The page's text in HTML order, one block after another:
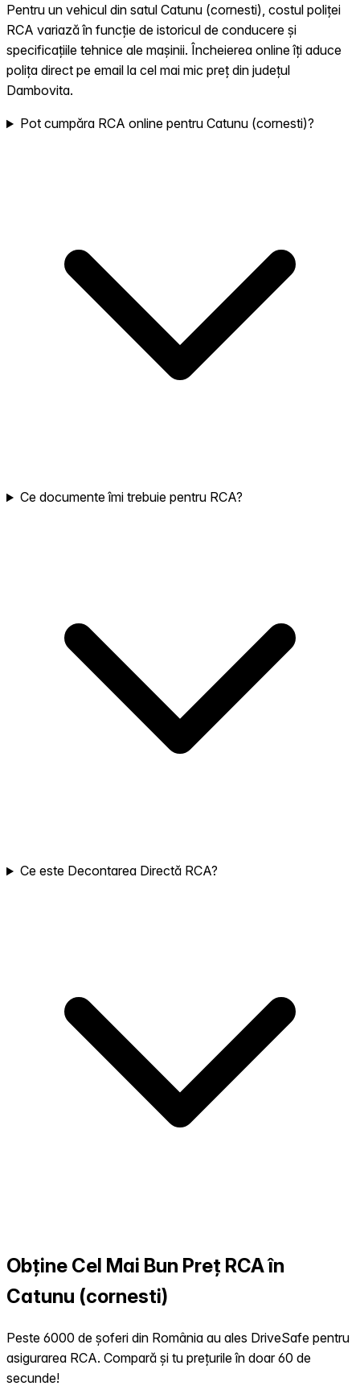
Pentru un vehicul din satul Catunu (cornesti), costul poliței
RCA variază în funcție de istoricul de conducere și
specificațiile tehnice ale mașinii. Încheierea online îți aduce
polița direct pe email la cel mai mic preț din județul
Dambovita.
Pot cumpăra RCA online pentru Catunu (cornesti)?
Ce documente îmi trebuie pentru RCA?
Ce este Decontarea Directă RCA?
Obține Cel Mai Bun Preț RCA în
Catunu (cornesti)
Peste 6000 de șoferi din România au ales DriveSafe pentru
asigurarea RCA. Compară și tu prețurile în doar 60 de
secunde!